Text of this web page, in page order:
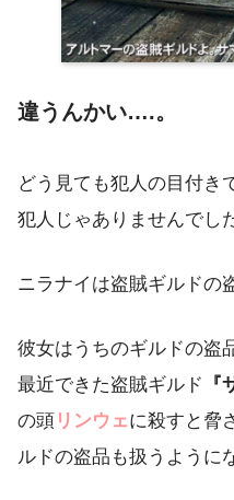
違うんかい….。
どう見ても犯人の目付き
犯人じゃありませんでし
ニラナイは盗賊ギルドの
彼女はうちのギルドの盗
最近できた盗賊ギルド
の頭 リンウェに殺すと脅
ルドの盗品も扱うように